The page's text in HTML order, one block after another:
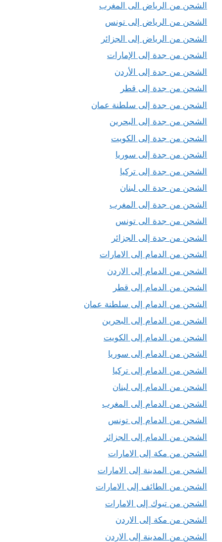
الشحن من الرياض الى المغرب
الشحن من الرياض إلى تونس
الشحن من الرياض إلى الجزائر
الشحن من جدة إلى الإمارات
الشحن من جدة إلى الأردن
الشحن من جدة إلى قطر
الشحن من جدة إلى سلطنة عمان
الشحن من جدة إلى البحرين
الشحن من جدة إلى الكويت
الشحن من جدة إلى سوريا
الشحن من جدة إلى تركيا
الشحن من جدة الى لبنان
الشحن من جدة إلى المغرب
الشحن من جدة الى تونس
الشحن من جدة إلى الجزائر
الشحن من الدمام إلى الامارات
الشحن من الدمام إلى الاردن
الشحن من الدمام إلى قطر
الشحن من الدمام إلى سلطنة عمان
الشحن من الدمام إلى البحرين
الشحن من الدمام إلى الكويت
الشحن من الدمام إلى سوريا
الشحن من الدمام إلى تركيا
الشحن من الدمام إلى لبنان
الشحن من الدمام إلى المغرب
الشحن من الدمام إلى تونس
الشحن من الدمام إلى الجزائر
الشحن من مكة إلى الامارات
الشحن من المدينة إلى الامارات
الشحن من الطائف إلى الامارات
الشحن من تبوك إلى الامارات
الشحن من مكة إلى الاردن
الشحن من المدينة إلى الاردن